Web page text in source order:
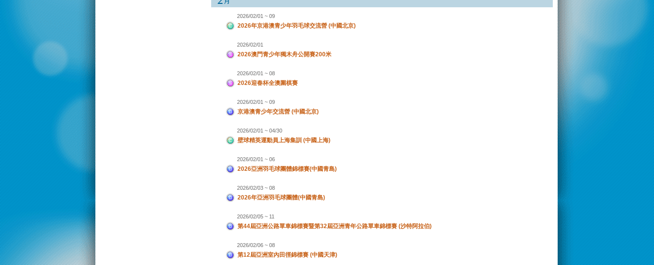
2026/02/01 ~ 09
2026年京港澳青少年羽毛球交流營 (中國北京)
2026/02/01
2026澳門青少年獨木舟公開賽200米
2026/02/01 ~ 08
2026迎春杯全澳圍棋賽
2026/02/01 ~ 09
京港澳青少年交流營 (中國北京)
2026/02/01 ~ 04/30
壁球精英運動員上海集訓 (中國上海)
2026/02/01 ~ 06
2026亞洲羽毛球團體錦標賽(中國青島)
2026/02/03 ~ 08
2026年亞洲羽毛球團體(中國青島)
2026/02/05 ~ 11
第44屆亞洲公路單車錦標賽暨第32屆亞洲青年公路單車錦標賽 (沙特阿拉伯)
2026/02/06 ~ 08
第12屆亞洲室內田徑錦標賽 (中國天津)